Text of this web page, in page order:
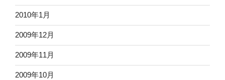
2010年1月
2009年12月
2009年11月
2009年10月